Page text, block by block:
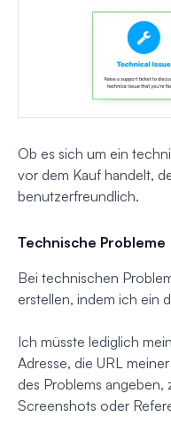
Ob es sich um ein
vor dem Kauf handelt,
benutzerfreundlich.
Technische Probleme
Bei technischen
erstellen, indem ich ein
Ich müsste lediglich
Adresse, die URL
des Problems angeben,
Screenshots oder